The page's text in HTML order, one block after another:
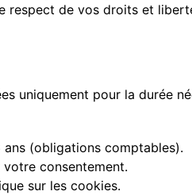
respect de vos droits et
uniquement pour la durée
(obligations comptables).
votre consentement.
sur les cookies.